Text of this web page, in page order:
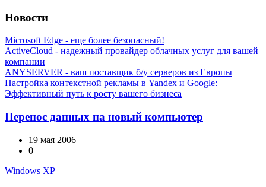
Новости
Microsoft Edge - еще более безопасный!
ActiveCloud - надежный провайдер облачных услуг для вашей
компании
ANYSERVER - ваш поставщик б/у серверов из Европы
Настройка контекстной рекламы в Yandex и Google:
Эффективный путь к росту вашего бизнеса
Перенос данных на новый компьютер
19 мая 2006
0
Windows XP